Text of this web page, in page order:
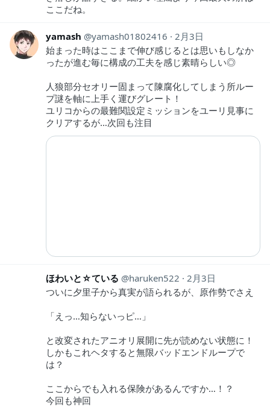
ここだね。
yamash yamash01802416
2月3日
始まった時はここまで伸び感じるとは思いもしなか
ったが進む毎に構成の工夫を感じ素晴らしい◎
人狼部分セオリー固まって陳腐化してしまう所ルー
プ謎を軸に上手く運びグレート！
ユリコからの最難関設定ミッションをユーリ見事に
クリアするが…次回も注目
ほわいと☆ている haruken522
2月3日
ついに夕里子から真実が語られるが、原作勢でさえ
「えっ…知らないっピ…」
と改変されたアニオリ展開に先が読めない状態に！
しかもこれヘタすると無限バッドエンドループで
は？
ここからでも入れる保険があるんですか…！？
今回も神回